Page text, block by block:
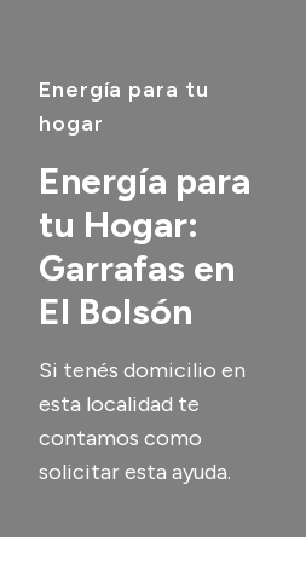
Reportes
Transparencia
Presupuesto
Boletín Oficial
Compras y licitaciones
Consulta de expedientes
Consulta de pago a
Convocatorias
Intranet
Energía para tu
hogar
Energía para
tu Hogar:
Garrafas en
El Bolsón
Si tenés domicilio en
esta localidad te
contamos como
solicitar esta ayuda.